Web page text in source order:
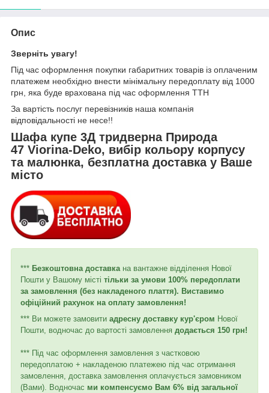
Опис
Зверніть увагу!
Під час оформлення покупки габаритних товарів із оплаченим
платежем необхідно внести мінімальну передоплату від 1000
грн, яка буде врахована під час оформлення ТТН
За вартість послуг перевізників наша компанія
відповідальності не несе!!
Шафа купе 3Д тридверна Природа
47 Viorina-Deko, вибір кольору корпусу
та малюнка, безплатна доставка у Ваше
місто
*** Безкоштовна доставкана вантажне відділення Нової
Пошти у Вашому місті тільки за умови 100% передоплати
за замовлення (без накладеного плаття). Виставимо
офіційний рахунок на оплату замовлення!
*** Ви можете замовити адресну доставку кур'єром Нової
Пошти, водночас до вартості замовлення додається 150 грн!
*** Під час оформлення замовлення з частковою
передоплатою + накладеною платежею під час отримання
замовлення, доставка замовлення оплачується замовником
(Вами). Водночас ми компенсуємо Вам 6% від загальної